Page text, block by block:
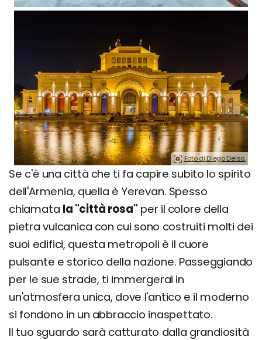
Foto di Diego Delso.
Se c'è una città che ti fa capire subito lo spirito
dell'Armenia, quella è Yerevan. Spesso
chiamata la "città rosa" per il colore della
pietra vulcanica con cui sono costruiti molti dei
suoi edifici, questa metropoli è il cuore
pulsante e storico della nazione. Passeggiando
per le sue strade, ti immergerai in
un'atmosfera unica, dove l'antico e il moderno
si fondono in un abbraccio inaspettato.
Il tuo sguardo sarà catturato dalla grandiosità